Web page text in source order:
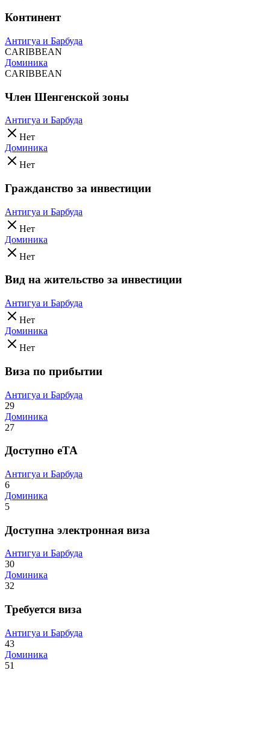
Континент
Антигуа и Барбуда
CARIBBEAN
Доминика
CARIBBEAN
Член Шенгенской зоны
Антигуа и Барбуда
Нет
Доминика
Нет
Гражданство за инвестиции
Антигуа и Барбуда
Нет
Доминика
Нет
Вид на жительство за инвестиции
Антигуа и Барбуда
Нет
Доминика
Нет
Виза по прибытии
Антигуа и Барбуда
29
Доминика
27
Доступно eTA
Антигуа и Барбуда
6
Доминика
5
Доступна электронная виза
Антигуа и Барбуда
30
Доминика
32
Требуется виза
Антигуа и Барбуда
43
Доминика
51